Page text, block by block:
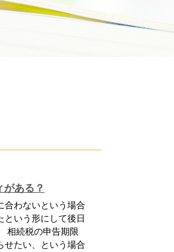
ある？
合わないという場合
という形にして後日
相続税の申告期限
せたい、という場合